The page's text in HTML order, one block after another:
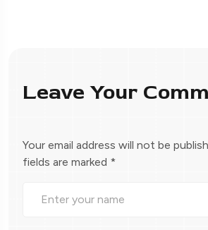
Leave Your
Your email address will not be
fields are marked *